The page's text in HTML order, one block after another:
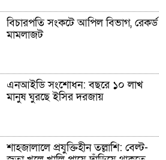
বিচারপতি সংকটে আপিল বিভাগ, রেকর্ড
মামলাজট
এনআইডি সংশোধন: বছরে ১০ লাখ
মানুষ ঘুরছে ইসির দরজায়
শাহজালালে প্রযুক্তিহীন তল্লাশি: বেল্ট-